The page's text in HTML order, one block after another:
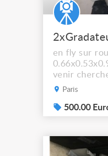
en fly sur
venir
19ème
à Vendre ou
contre
Paris
500.00